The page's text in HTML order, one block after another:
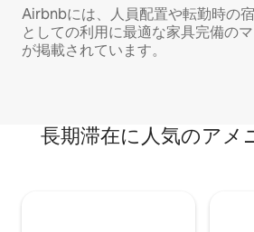
Airbnbには、人員配置や転勤時の
としての利用に最適な家具完備の
が掲載されています。
長期滞在に人気のアメ